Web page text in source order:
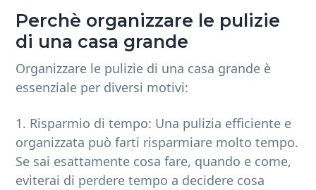
Perchè organizzare le pulizie
di una casa grande
Organizzare le pulizie di una casa grande è
essenziale per diversi motivi:
1. Risparmio di tempo: Una pulizia efficiente e
organizzata può farti risparmiare molto tempo.
Se sai esattamente cosa fare, quando e come,
eviterai di perdere tempo a decidere cosa